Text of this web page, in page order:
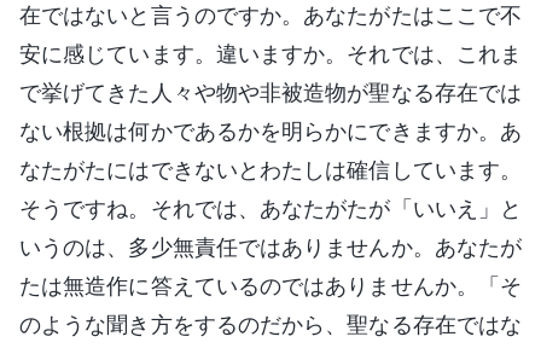
在ではないと言うのですか。あなたがたはここで不
安に感じています。違いますか。それでは、これま
で挙げてきた人々や物や非被造物が聖なる存在では
ない根拠は何かであるかを明らかにできますか。あ
なたがたにはできないとわたしは確信しています。
そうですね。それでは、あなたがたが「いいえ」と
いうのは、多少無責任ではありませんか。あなたが
たは無造作に答えているのではありませんか。「そ
のような聞き方をするのだから、聖なる存在ではな